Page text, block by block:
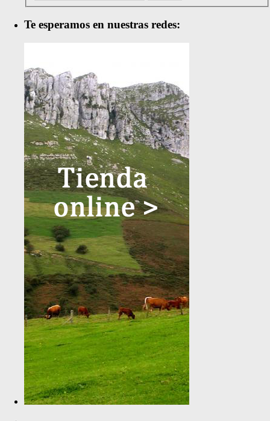
Te esperamos en nuestras redes: